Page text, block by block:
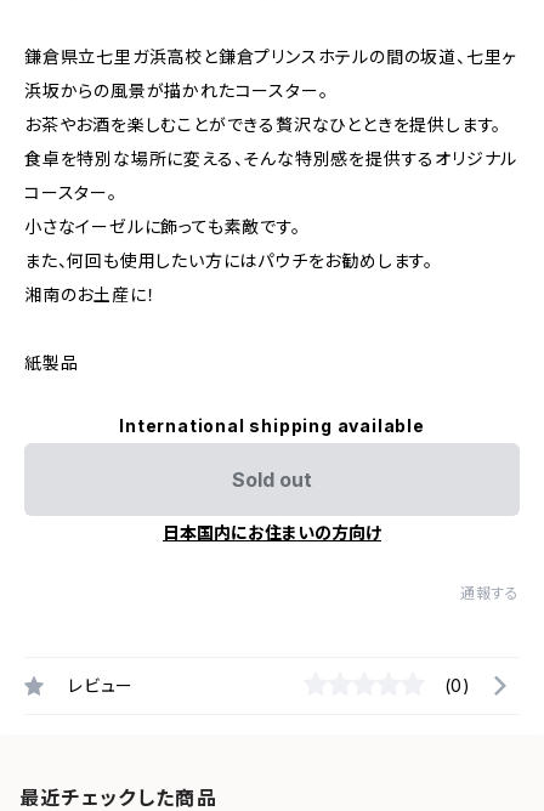
鎌倉県立七里ガ浜高校と鎌倉プリンスホテルの間の坂道、七里ヶ
浜坂からの風景が描かれたコースター。
お茶やお酒を楽しむことができる贅沢なひとときを提供します。
食卓を特別な場所に変える、そんな特別感を提供するオリジナル
コースター。
小さなイーゼルに飾っても素敵です。
また、何回も使用したい方にはパウチをお勧めします。
湘南のお土産に！
紙製品
International shipping available
Sold out
日本国内にお住まいの方向け
通報する
レビュー (0)
最近チェックした商品